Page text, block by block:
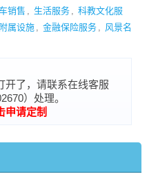
销售 , 生活服务 , 科教文化服
属设施 , 金融保险服务 , 风景名
开了，请联系在线客服
）处理。
申请定制